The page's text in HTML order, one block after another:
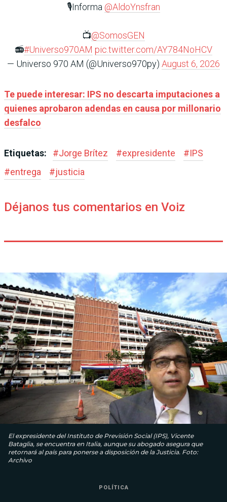
🎙️Informa @AldoYnsfran
📺@SomosGEN
📻#Universo970AM pic.twitter.com/AY784NoHCV
— Universo 970 AM (@Universo970py) August 6, 2026
Te puede interesar: IPS no descarta imputaciones a
quienes aprobaron adendas en causa por millonario
desfalco
Etiquetas: #Jorge Brítez #expresidente #IPS
#entrega #justicia
Déjanos tus comentarios en Voiz
El expresidente del Instituto de Previsión Social (IPS), Vicente
Bataglia, se encuentra en Italia, aunque su abogado asegura que
retornará al país para ponerse a disposición de la Justicia. Foto:
Archivo
POLÍTICA